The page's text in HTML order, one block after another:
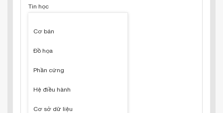
Tin học
Cơ bản
Đồ họa
Phần cứng
Hệ điều hành
Cơ sở dữ liệu